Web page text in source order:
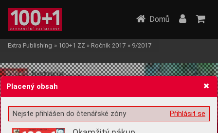
Žádost o souhlas s ukládáním volitelných informací
Domů
Extra Publishing » 100+1 ZZ » Ročník 2017 » 9/2017
Placený obsah
Přihlásit se
Nejste přihlášen do čtenářské zóny